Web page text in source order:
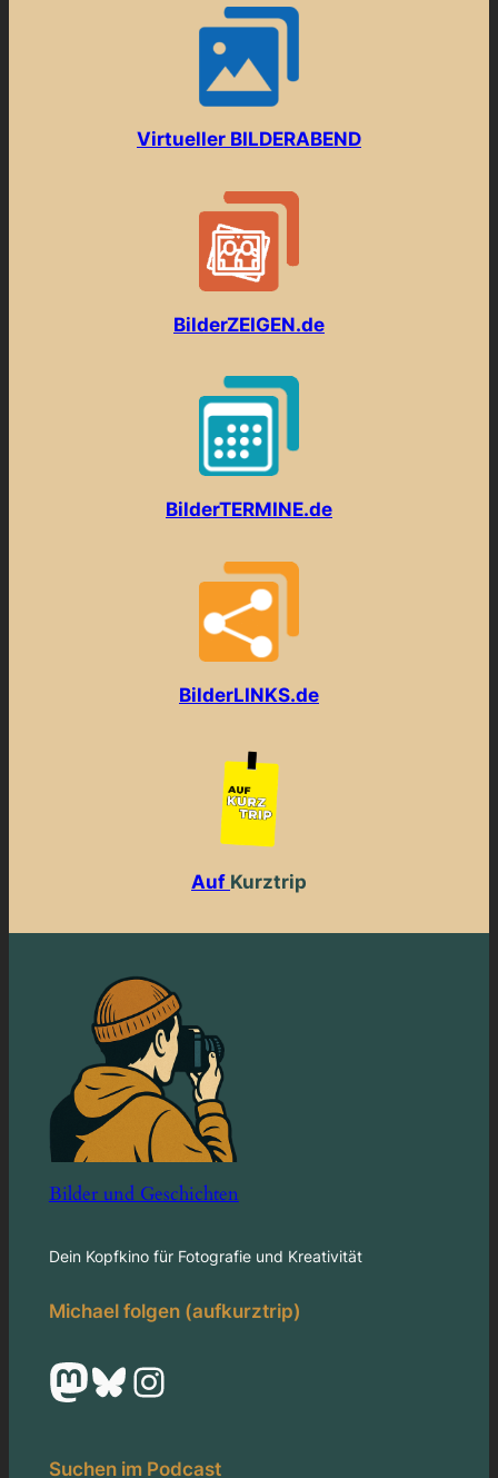
Virtueller BILDERABEND
BilderZEIGEN.de
BilderTERMINE.de
BilderLINKS.de
Auf Kurztrip
Bilder und Geschichten
Dein Kopfkino für Fotografie und Kreativität
Michael folgen (aufkurztrip)
Mastodon Bluesky Instagram
Suchen im Podcast